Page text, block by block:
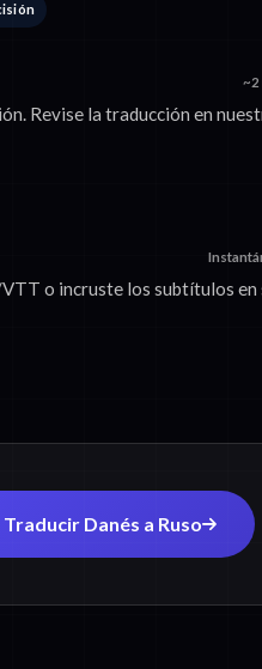
~2
Revise la traducción en
o incruste los subtítulos en
Traducir Danés a Ruso